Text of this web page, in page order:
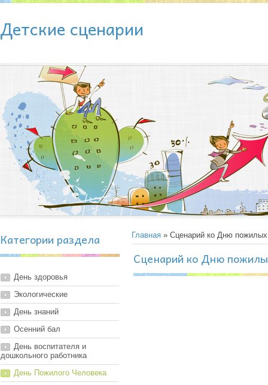
Детские сценарии
Категории раздела
День здоровья
Экологические
День знаний
Осенний бал
День воспитателя и
дошкольного работника
День Пожилого Человека
Главная » Сценарий ко Дню
Сценарий ко Дню